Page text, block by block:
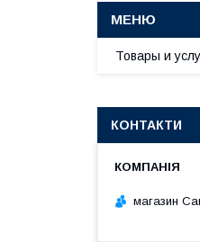
Товары и
КОНТАКТИ
магазин